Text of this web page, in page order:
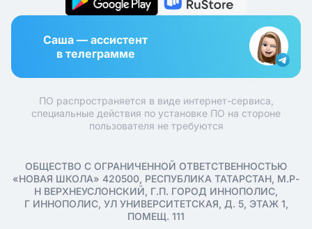
Саша — ассистент
в телеграмме
ПО распространяется в виде интернет-сервиса,
специальные действия по установке ПО на стороне
пользователя не требуются
ОБЩЕСТВО С ОГРАНИЧЕННОЙ ОТВЕТСТВЕННОСТЬЮ
«НОВАЯ ШКОЛА» 420500, РЕСПУБЛИКА ТАТАРСТАН, М.Р-
Н ВЕРХНЕУСЛОНСКИЙ, Г.П. ГОРОД ИННОПОЛИС,
Г ИННОПОЛИС, УЛ УНИВЕРСИТЕТСКАЯ, Д. 5, ЭТАЖ 1,
ПОМЕЩ. 111